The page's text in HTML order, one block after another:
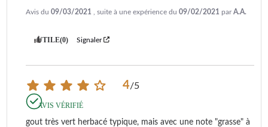
Avis du 09/03/2021 , suite à une expérience du 09/02/2021 parA.A.
UTILE(0) Signaler
4/5
AVIS VÉRIFIÉ
gout très vert herbacé typique, mais avec une note "grasse" à